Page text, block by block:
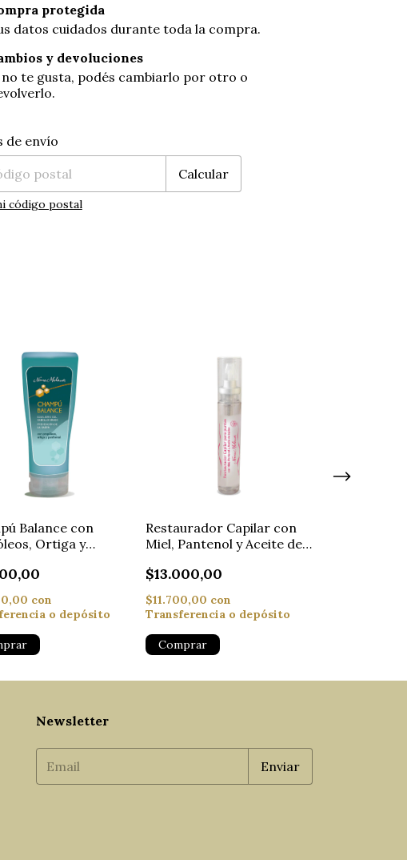
protegida
datos cuidados durante toda la compra.
y devoluciones
no te gusta, podés cambiarlo por otro o
para el CP:
de envío
Calcular
código postal
Balance con
Ortiga y
con
o depósito
Restaurador Capilar con
Miel, Pantenol y Aceite de
$13.000,00
$11.700,00 con
Transferencia o depósito
Newsletter